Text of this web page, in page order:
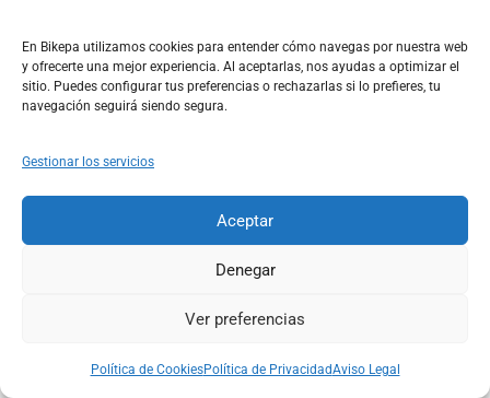
En Bikepa utilizamos cookies para entender cómo navegas por nuestra web
y ofrecerte una mejor experiencia. Al aceptarlas, nos ayudas a optimizar el
sitio. Puedes configurar tus preferencias o rechazarlas si lo prefieres, tu
navegación seguirá siendo segura.
Gestionar los servicios
Aceptar
Denegar
Ver preferencias
Política de CookiesPolítica de PrivacidadAviso Legal
Villacantid, Cantabria
soporte@bikepa.es
Search Account Wishlist